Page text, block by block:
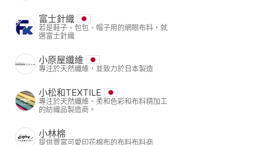
富士針織
若是鞋子、包包、帽子用的網眼布料，就
選富士針織
小原屋纖維
專注於天然纖維，並致力於日本製造
小松和TEXTILE
專注於天然纖維、柔和色彩和布料精加工
的紡織品製造商。
小林棉
提供豐富可愛印花棉布的布料布料商